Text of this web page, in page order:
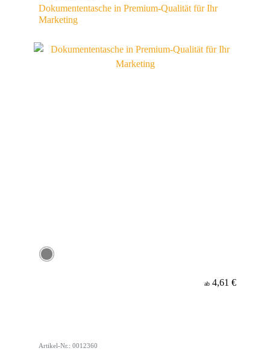
Dokumententasche in Premium-Qualität für Ihr
Marketing
ab 4,61 €
Artikel-Nr.: 0012360